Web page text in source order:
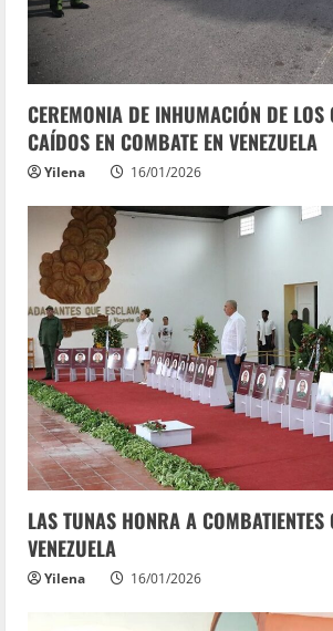
CEREMONIA DE INHUMACIÓN DE LOS
CAÍDOS EN COMBATE EN VENEZUELA
Yilena 16/01/2026
LAS TUNAS HONRA A COMBATIENTES
VENEZUELA
Yilena 16/01/2026